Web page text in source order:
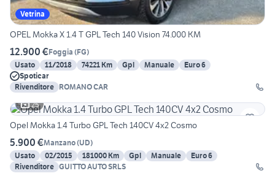
Vetrina
OPEL Mokka X 1.4 T GPL Tech 140 Vision 74.000 KM
12.900 €Foggia (FG)
Usato
11/2018 74221 Km Gpl Manuale
Euro 6
Spoticar
Rivenditore ROMANO CAR
25
Opel Mokka 1.4 Turbo GPL Tech 140CV 4x2 Cosmo
5.900 €Manzano(UD)
Usato
02/2015 181000 Km Gpl Manuale
Euro 6
Rivenditore GUITTO AUTO SRLS